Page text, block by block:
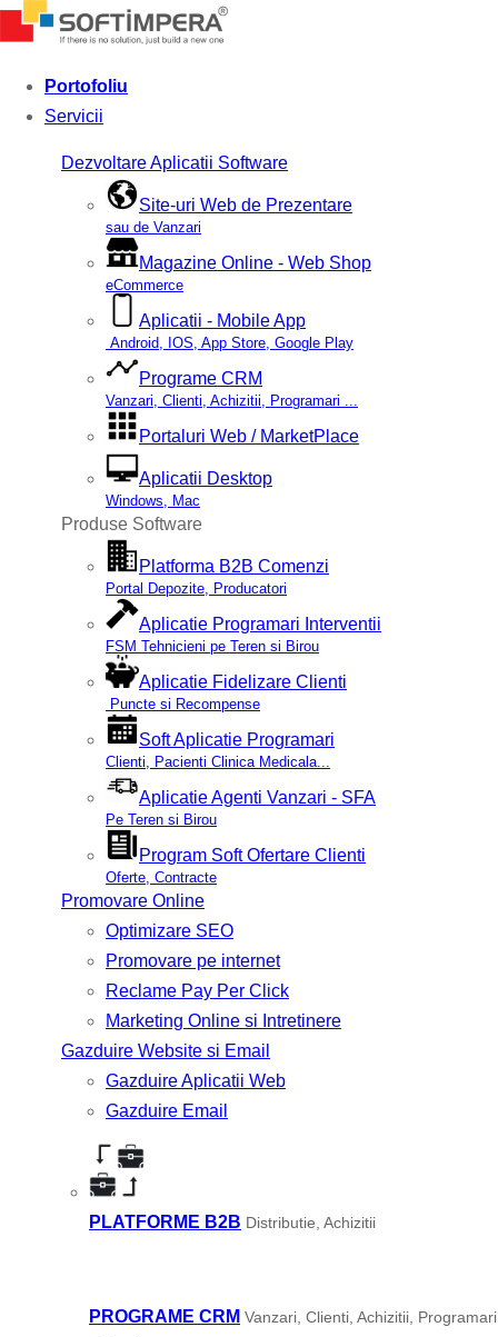
Portofoliu
Servicii
Dezvoltare Aplicatii Software
Site-uri Web de Prezentare
sau de Vanzari
Magazine Online - Web Shop
eCommerce
Aplicatii - Mobile App
Android, IOS, App Store, Google Play
Programe CRM
Vanzari, Clienti, Achizitii, Programari ...
Portaluri Web / MarketPlace
Aplicatii Desktop
Windows, Mac
Produse Software
Platforma B2B Comenzi
Portal Depozite, Producatori
Aplicatie Programari Interventii
FSM Tehnicieni pe Teren si Birou
Aplicatie Fidelizare Clienti
Puncte si Recompense
Soft Aplicatie Programari
Clienti, Pacienti Clinica Medicala...
Aplicatie Agenti Vanzari - SFA
Pe Teren si Birou
Program Soft Ofertare Clienti
Oferte, Contracte
Promovare Online
Optimizare SEO
Promovare pe internet
Reclame Pay Per Click
Marketing Online si Intretinere
Gazduire Website si Email
Gazduire Aplicatii Web
Gazduire Email
PLATFORME B2B Distributie, Achizitii
PROGRAME CRM Vanzari, Clienti, Achizitii, Programari